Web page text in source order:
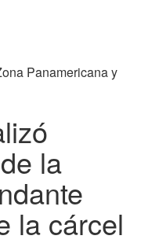
Panamericana y
la
la cárcel